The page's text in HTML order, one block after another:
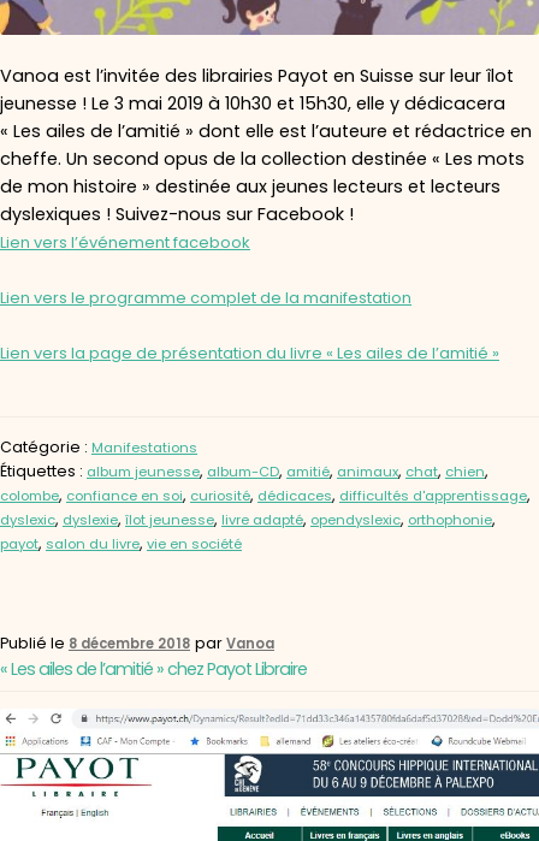
Vanoa est l’invitée des librairies Payot en Suisse sur leur îlot
jeunesse ! Le 3 mai 2019 à 10h30 et 15h30, elle y dédicacera
« Les ailes de l’amitié » dont elle est l’auteure et rédactrice en
cheffe. Un second opus de la collection destinée « Les mots
de mon histoire » destinée aux jeunes lecteurs et lecteurs
dyslexiques ! Suivez-nous sur Facebook !
Lien vers l’événement facebook
Lien vers le programme complet de la manifestation
Lien vers la page de présentation du livre « Les ailes de l’amitié »
Catégorie : Manifestations
Étiquettes : album jeunesse, album-CD, amitié, animaux, chat, chien,
colombe, confiance en soi, curiosité, dédicaces, difficultés d'apprentissage,
dyslexic, dyslexie, îlot jeunesse, livre adapté, opendyslexic, orthophonie,
payot, salon du livre, vie en société
Publié le 8 décembre 2018 parVanoa
« Les ailes de l’amitié » chez Payot Libraire